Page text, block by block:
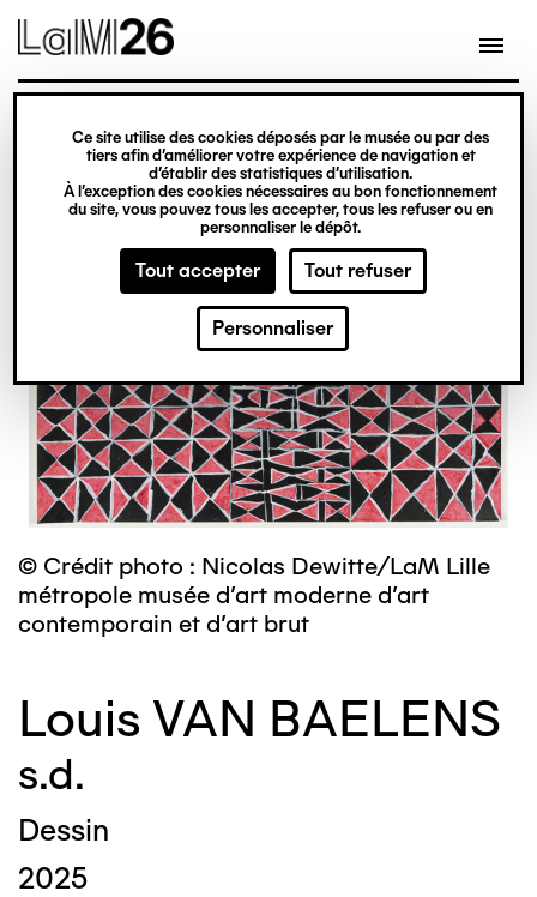
Gestion des cookies
Ce site utilise des cookies déposés par le musée ou par des
tiers afin d’améliorer votre expérience de navigation et
d’établir des statistiques d’utilisation.
À l’exception des cookies nécessaires au bon fonctionnement
du site, vous pouvez tous les accepter, tous les refuser ou en
personnaliser le dépôt.
Tout accepter Tout refuser
Personnaliser
contenu
© Crédit photo : Nicolas Dewitte/LaM Lille
métropole musée d’art moderne d’art
contemporain et d’art brut
Louis VAN BAELENS
s.d.
Dessin
2025